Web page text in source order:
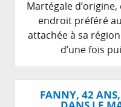
Martégale d’origine,
endroit préféré
attachée à sa
d’une fois
FANNY, 42